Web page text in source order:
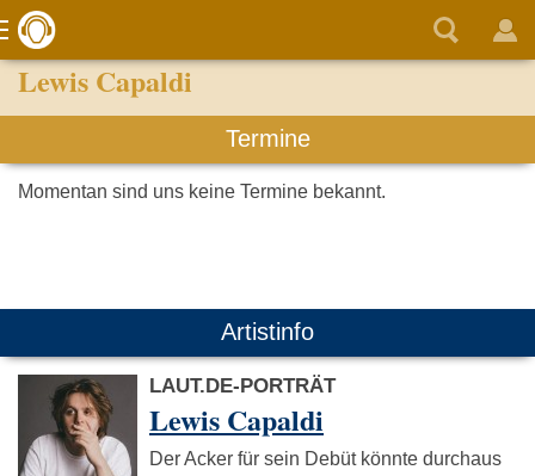
Lewis Capaldi
Termine
Momentan sind uns keine Termine bekannt.
Artistinfo
LAUT.DE-PORTRÄT
Lewis Capaldi
Der Acker für sein Debüt könnte durchaus